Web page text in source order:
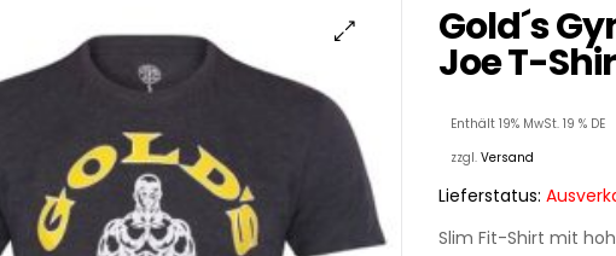
Gold´s
Joe T-
Enthält 19% MwSt. 19 % DE
zzgl. Versand
Lieferstatus:
Slim Fit-Shirt mit